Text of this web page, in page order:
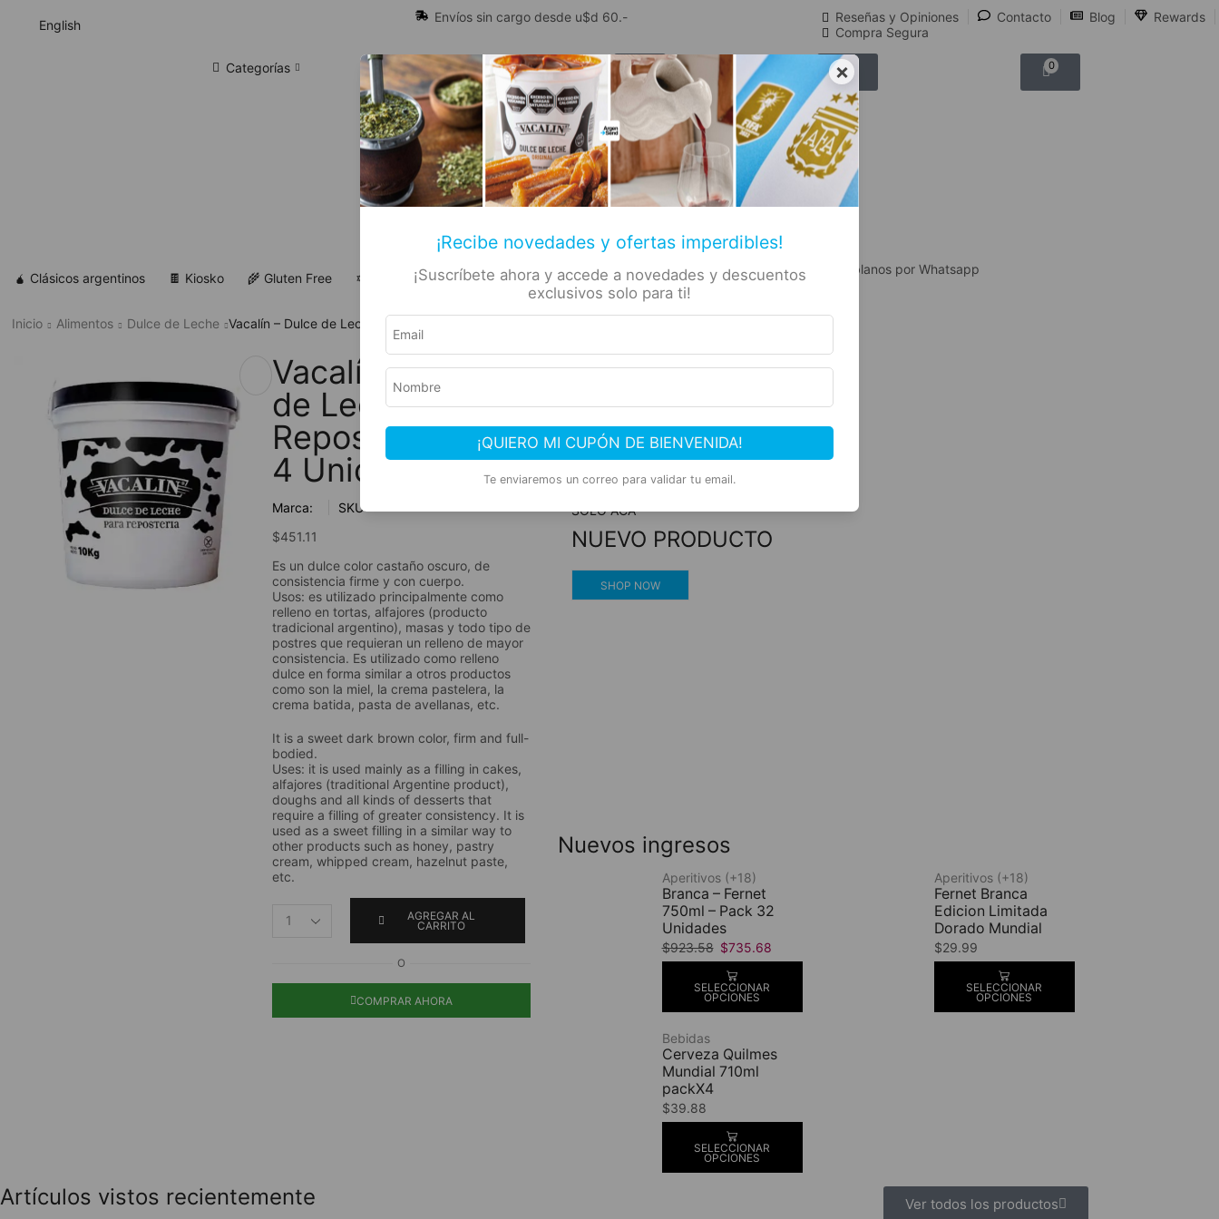
×
¡Recibe novedades y ofertas imperdibles!
¡Suscríbete ahora y accede a novedades y descuentos
exclusivos solo para ti!
¡QUIERO MI CUPÓN DE BIENVENIDA!
Te enviaremos un correo para validar tu email.
English
Envíos sin cargo desde u$d 60.- Reseñas y Opiniones Contacto Blog
Rewards
Compra Segura
Categorías 🔥 Alfajores y Golosinas 0 0
🧉 Clásicos argentinos 🍫 Kiosko 🌾 Gluten Free ✡ Koshers 📚 Libros 🏷️ Todas las categorías Hablanos por Whatsapp
Inicio Alimentos Dulce de Leche Vacalín – Dulce de Leche Repostero 10kg 4 Unidades
Vacalín – Dulce
de Leche
Repostero 10kg
4 Unidades
Marca:
SKU:
$451.11
Es un dulce color castaño oscuro, de
consistencia firme y con cuerpo.
Usos: es utilizado principalmente como
relleno en tortas, alfajores (producto
tradicional argentino), masas y todo tipo de
postres que requieran un relleno de mayor
consistencia. Es utilizado como relleno
dulce en forma similar a otros productos
como son la miel, la crema pastelera, la
crema batida, pasta de avellanas, etc.
It is a sweet dark brown color, firm and full-
bodied.
Uses: it is used mainly as a filling in cakes,
alfajores (traditional Argentine product),
doughs and all kinds of desserts that
require a filling of greater consistency. It is
used as a sweet filling in a similar way to
other products such as honey, pastry
cream, whipped cream, hazelnut paste,
etc.
AGREGAR AL
CARRITO
O
COMPRAR AHORA
Compra segura
Experiencia de compra garantizada
SOLO ACÁ
NUEVO PRODUCTO
SHOP NOW
Nuevos ingresos
Aperitivos (+18)
Branca – Fernet
750ml – Pack 32
Unidades
$923.58 $735.68
SELECCIONAR
OPCIONES
Aperitivos (+18)
Fernet Branca
Edicion Limitada
Dorado Mundial
$29.99
SELECCIONAR
OPCIONES
Bebidas
Cerveza Quilmes
Mundial 710ml
packX4
$39.88
SELECCIONAR
OPCIONES
Artículos vistos recientemente Ver todos los productos